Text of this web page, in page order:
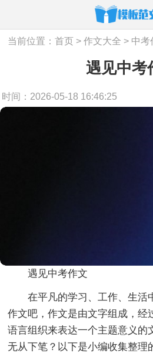
当前位置：首页 >作文大全 > 中考
遇见中考
时间：2026-05-18 16:46:25
遇见中考作文
在平凡的学习、工作、生活
作文吧，作文是由文字组成，经
语言组织来表达一个主题意义的
无从下笔？以下是小编收集整理